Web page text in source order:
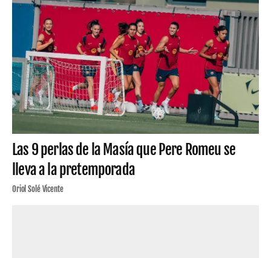
Las 9 perlas de la Masía que Pere Romeu se
lleva a la pretemporada
Oriol Solé Vicente